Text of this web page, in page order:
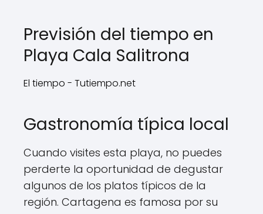
Previsión del tiempo en
Playa Cala Salitrona
El tiempo - Tutiempo.net
Gastronomía típica local
Cuando visites esta playa, no puedes
perderte la oportunidad de degustar
algunos de los platos típicos de la
región. Cartagena es famosa por su